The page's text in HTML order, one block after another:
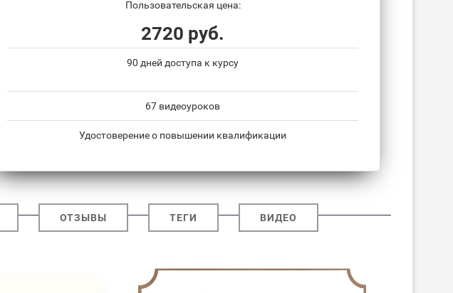
Пользовательская цена:
2720 руб.
90 дней доступа к курсу
67 видеоуроков
Удостоверение о повышении квалификации
ОТЗЫВЫ ТЕГИ ВИДЕО